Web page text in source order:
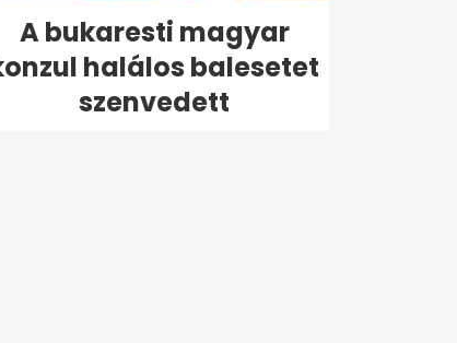
A bukaresti magyar
halálos balesetet
szenvedett